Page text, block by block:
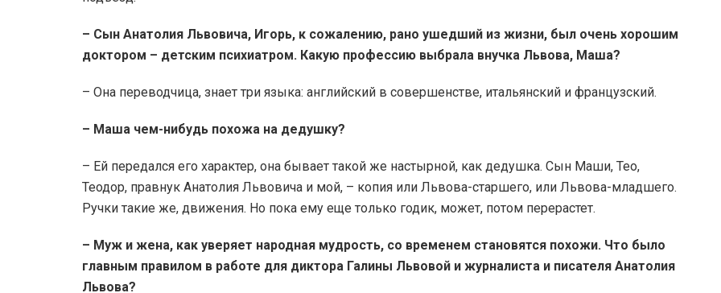
– Сын Анатолия Львовича, Игорь, к сожалению, рано ушедший из жизни, был очень хорошим
доктором – детским психиатром. Какую профессию выбрала внучка Львова, Маша?
– Она переводчица, знает три языка: английский в совершенстве, итальянский и французский.
– Маша чем-нибудь похожа на дедушку?
– Ей передался его характер, она бывает такой же настырной, как дедушка. Сын Маши, Тео,
Теодор, правнук Анатолия Львовича и мой, – копия или Львова-старшего, или Львова-младшего.
Ручки такие же, движения. Но пока ему еще только годик, может, потом перерастет.
– Муж и жена, как уверяет народная мудрость, со временем становятся похожи. Что было
главным правилом в работе для диктора Галины Львовой и журналиста и писателя Анатолия
Львова?